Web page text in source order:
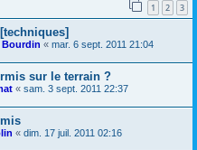
1 2 3
Bourdin « mar. 6 sept. 2011 21:04
sur le terrain ?
« sam. 3 sept. 2011 22:37
« dim. 17 juil. 2011 02:16